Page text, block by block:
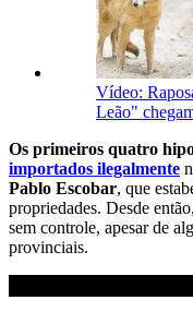
Vídeo:
Leão"
Os primeiros quatro
importados ilegalmente
Pablo Escobar, que
propriedades. Desde então,
sem controle, apesar de
provinciais.